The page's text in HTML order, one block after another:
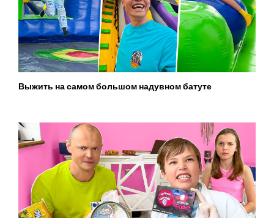
Выжить на самом большом надувном батуте